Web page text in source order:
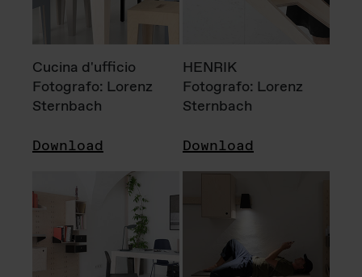
Cucina d'ufficio
Fotografo: Lorenz
Sternbach
Download
HENRIK
Fotografo: Lorenz
Sternbach
Download